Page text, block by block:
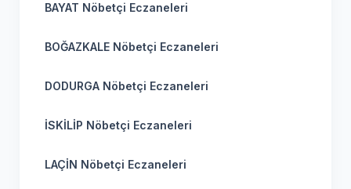
BAYAT Nöbetçi Eczaneleri
BOĞAZKALE Nöbetçi Eczaneleri
DODURGA Nöbetçi Eczaneleri
İSKİLİP Nöbetçi Eczaneleri
LAÇİN Nöbetçi Eczaneleri